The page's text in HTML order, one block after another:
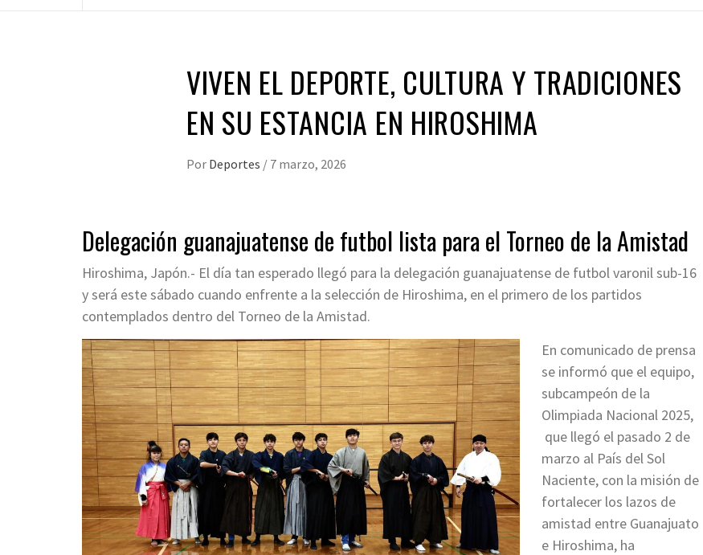
VIVEN EL DEPORTE, CULTURA Y TRADICIONES
EN SU ESTANCIA EN HIROSHIMA
Por Deportes / 7 marzo, 2026
Delegación guanajuatense de futbol lista para el Torneo de la Amistad
Hiroshima, Japón.- El día tan esperado llegó para la delegación guanajuatense de futbol varonil sub-16
y será este sábado cuando enfrente a la selección de Hiroshima, en el primero de los partidos
contemplados dentro del Torneo de la Amistad.
En comunicado de prensa
se informó que el equipo,
subcampeón de la
Olimpiada Nacional 2025,
que llegó el pasado 2 de
marzo al País del Sol
Naciente, con la misión de
fortalecer los lazos de
amistad entre Guanajuato
e Hiroshima, ha